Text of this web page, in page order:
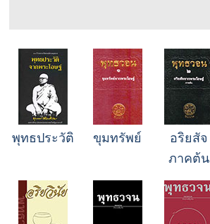
พุทธประวัติ ขุมทรัพย์
อริยสัจ
ภาคต้น